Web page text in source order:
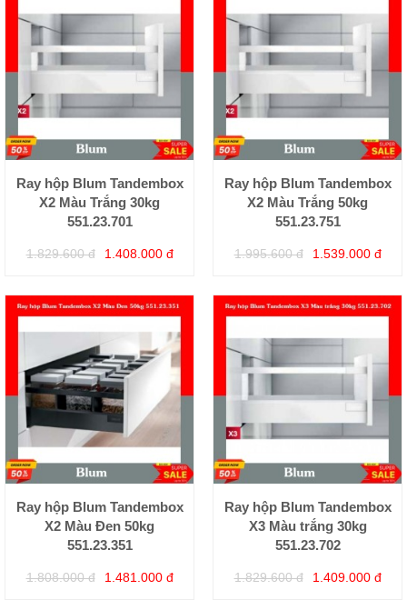
Ray hộp Blum Tandembox
X2 Màu Trắng 30kg
551.23.701
1.829.600 đ 1.408.000 đ
Ray hộp Blum Tandembox
X2 Màu Trắng 50kg
551.23.751
1.995.600 đ 1.539.000 đ
Ray hộp Blum Tandembox
X2 Màu Đen 50kg
551.23.351
1.808.000 đ 1.481.000 đ
Ray hộp Blum Tandembox
X3 Màu trắng 30kg
551.23.702
1.829.600 đ 1.409.000 đ